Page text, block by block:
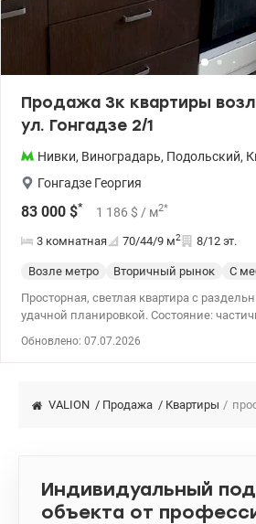
Продажа 3к квартиры
ул. Гонгадзе 2/1
Нивки, Виноградарь, Подольский,
Гонгадзе Георгия
83 000 $* 1 186 $ / м2*
3 комнатная 70/44/9 м2 8/12 эт.
Возле метро Вторичный рынок С
Просторная, светлая квартира с
удачной планировкой. Состояние:
станция метро. Цена: 83 000 у.е. Звоните!
Обновлено: 07.07.2026
VALION / Продажа / Квартиры /
Индивидуальный
объекта от